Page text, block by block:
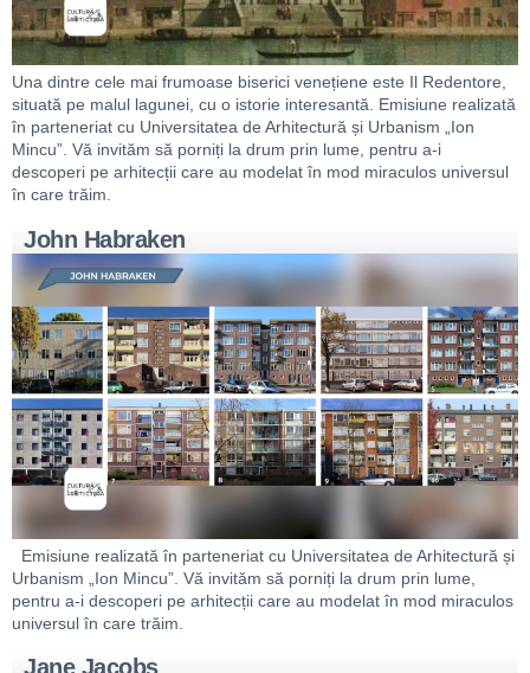
Una dintre cele mai frumoase biserici venețiene este Il Redentore,
situată pe malul lagunei, cu o istorie interesantă. Emisiune realizată
în parteneriat cu Universitatea de Arhitectură și Urbanism „Ion
Mincu”. Vă invităm să porniți la drum prin lume, pentru a-i
descoperi pe arhitecții care au modelat în mod miraculos universul
în care trăim.
John Habraken
Emisiune realizată în parteneriat cu Universitatea de Arhitectură și
Urbanism „Ion Mincu”. Vă invităm să porniți la drum prin lume,
pentru a-i descoperi pe arhitecții care au modelat în mod miraculos
universul în care trăim.
Jane Jacobs